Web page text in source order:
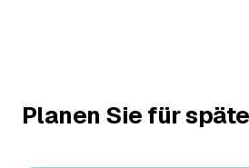
Planen Sie für